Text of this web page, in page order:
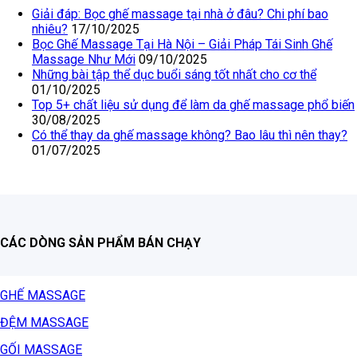
Giải đáp: Bọc ghế massage tại nhà ở đâu? Chi phí bao
nhiêu? 17/10/2025
Bọc Ghế Massage Tại Hà Nội – Giải Pháp Tái Sinh Ghế
Massage Như Mới 09/10/2025
Những bài tập thể dục buổi sáng tốt nhất cho cơ thể
01/10/2025
Top 5+ chất liệu sử dụng để làm da ghế massage phổ biến
30/08/2025
Có thể thay da ghế massage không? Bao lâu thì nên thay?
01/07/2025
CÁC DÒNG SẢN PHẨM BÁN CHẠY
GHẾ MASSAGE
ĐỆM MASSAGE
GỐI MASSAGE